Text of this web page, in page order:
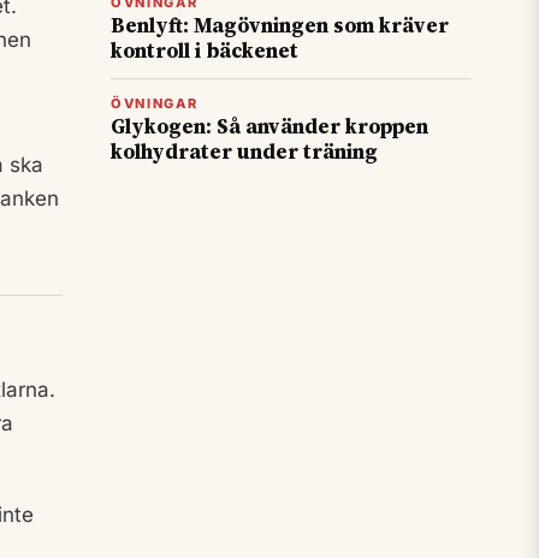
ska
Benlyft: Magövningen som kräver
kontroll i bäckenet
ÖVNINGAR
Glykogen: Så använder kroppen
kolhydrater under träning